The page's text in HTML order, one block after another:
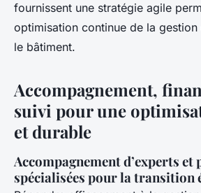
fournissent une stratégie agile
optimisation continue de la gestion
le bâtiment.
Accompagnement,
suivi pour une
et durable
Accompagnement d’experts et
spécialisées pour la transition